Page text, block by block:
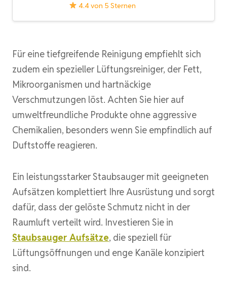
4.4 von 5 Sternen
Für eine tiefgreifende Reinigung empfiehlt sich
zudem ein spezieller Lüftungsreiniger, der Fett,
Mikroorganismen und hartnäckige
Verschmutzungen löst. Achten Sie hier auf
umweltfreundliche Produkte ohne aggressive
Chemikalien, besonders wenn Sie empfindlich auf
Duftstoffe reagieren.
Ein leistungsstarker Staubsauger mit geeigneten
Aufsätzen komplettiert Ihre Ausrüstung und sorgt
dafür, dass der gelöste Schmutz nicht in der
Raumluft verteilt wird. Investieren Sie in
Staubsauger Aufsätze, die speziell für
Lüftungsöffnungen und enge Kanäle konzipiert
sind.